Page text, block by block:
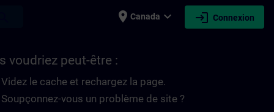
place Canada expand_more login Connexion
voudriez peut-être :
Videz le cache et rechargez la page.
Soupçonnez-vous un problème de site ?